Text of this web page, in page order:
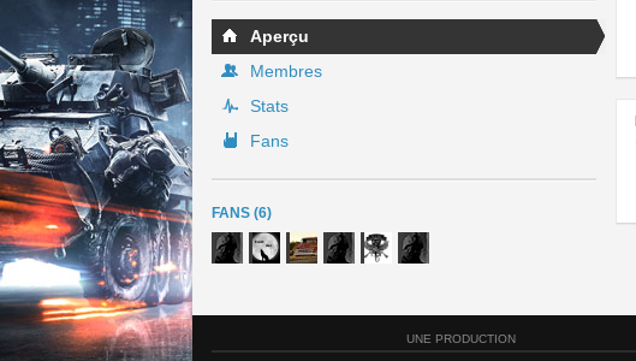
Aperçu
Membres
Stats
Fans
FANS (6)
UNE PRODUCTION